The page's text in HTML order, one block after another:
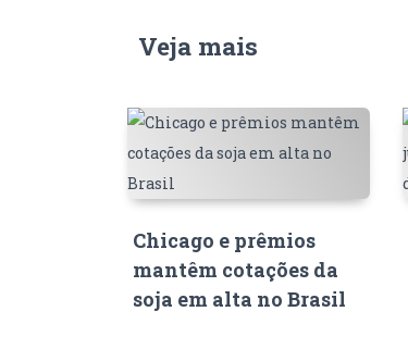
Veja mais
Chicago e prêmios
mantêm cotações da
soja em alta no Brasil